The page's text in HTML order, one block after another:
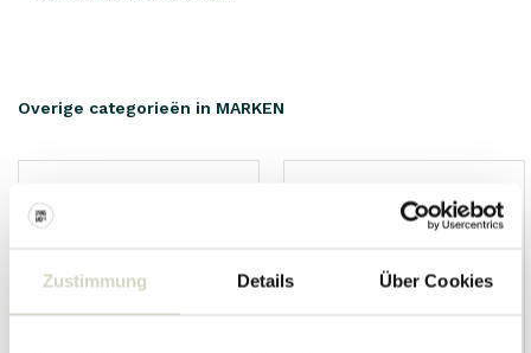
Zustimmung Details Über Cookies
Overige categorieën in MARKEN